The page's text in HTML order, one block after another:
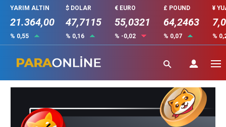
YARIM ALTIN
21.364,00
% 0,55
$ DOLAR
47,7115
% 0,16
€ EURO
55,0321
% -0,02
£ POUND
64,2463
% 0,07
¥
%
Meme Coinler Değerli mi?